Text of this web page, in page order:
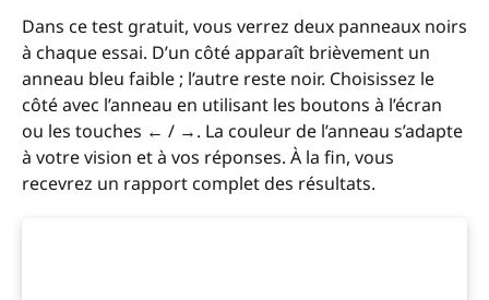
Dans ce test gratuit, vous verrez deux panneaux noirs
à chaque essai. D’un côté apparaît brièvement un
anneau bleu faible ; l’autre reste noir. Choisissez le
côté avec l’anneau en utilisant les boutons à l’écran
ou les touches ← / →. La couleur de l’anneau s’adapte
à votre vision et à vos réponses. À la fin, vous
recevrez un rapport complet des résultats.